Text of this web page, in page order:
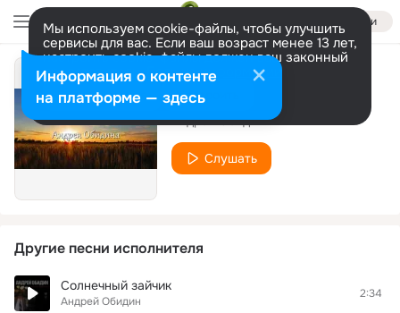
Войти
Мы используем cookie-файлы, чтобы улучшить
сервисы для вас. Если ваш возраст менее 13 лет,
настроить cookie-файлы должен ваш законный
представитель. Больше информации
Разрешить все Настроить
Вечерняя звезда
Андрей Обидин
Слушать
Другие песни исполнителя
Солнечный зайчик
Андрей Обидин
2:34
Информация о контенте
на платформе — здесь